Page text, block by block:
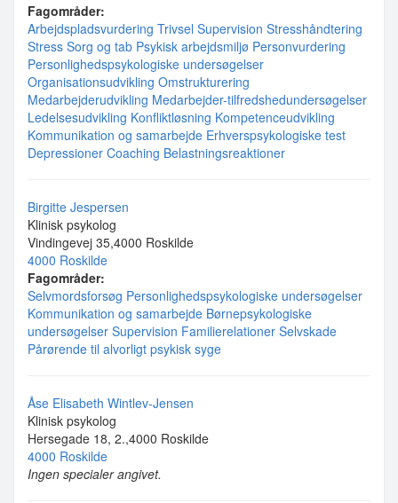
Fagområder:
Arbejdspladsvurdering Trivsel Supervision Stresshåndtering
Stress Sorg og tab Psykisk arbejdsmiljø Personvurdering
Personlighedspsykologiske undersøgelser
Organisationsudvikling Omstrukturering
Medarbejderudvikling Medarbejder-tilfredshedundersøgelser
Ledelsesudvikling Konfliktløsning Kompetenceudvikling
Kommunikation og samarbejde Erhverspsykologiske test
Depressioner Coaching Belastningsreaktioner
Birgitte Jespersen
Klinisk psykolog
Vindingevej 35,4000 Roskilde
4000 Roskilde
Fagområder:
Selvmordsforsøg Personlighedspsykologiske undersøgelser
Kommunikation og samarbejde Børnepsykologiske
undersøgelser Supervision Familierelationer Selvskade
Pårørende til alvorligt psykisk syge
Åse Elisabeth Wintlev-Jensen
Klinisk psykolog
Hersegade 18, 2.,4000 Roskilde
4000 Roskilde
Ingen specialer angivet.